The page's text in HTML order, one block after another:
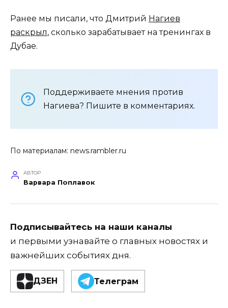
Ранее мы писали, что Дмитрий Нагиев
раскрыл, сколько зарабатывает на тренингах в
Дубае.
Поддерживаете мнения против
Нагиева? Пишите в комментариях.
По материалам: news.rambler.ru
АВТОР
Варвара Поплавок
Подписывайтесь на наши каналы
и первыми узнавайте о главных новостях и
важнейших событиях дня.
ДЗЕН Телеграм